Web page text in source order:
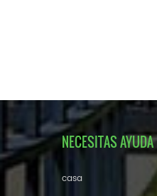
NECESITAS AYUDA
casa